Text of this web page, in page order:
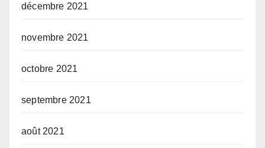
décembre 2021
novembre 2021
octobre 2021
septembre 2021
août 2021